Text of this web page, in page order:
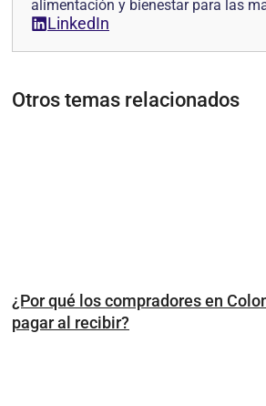
alimentación y bienestar para las
LinkedIn
Otros temas relacionados
¿Por qué los compradores en
pagar al recibir?